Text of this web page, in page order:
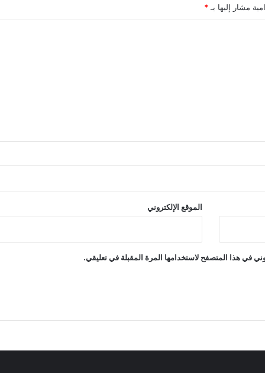
مشار إليها بـ *
الموقع الإلكتروني
في هذا المتصفح لاستخدامها المرة المقبلة في تعليقي.